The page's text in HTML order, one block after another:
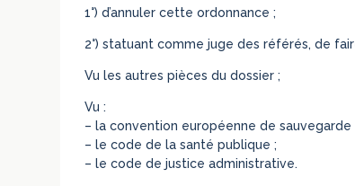
1°) d’annuler cette ordonnance ;
2°) statuant comme juge des référés, de
Vu les autres pièces du dossier ;
Vu :
– la convention européenne de
– le code de la santé publique ;
– le code de justice administrative.